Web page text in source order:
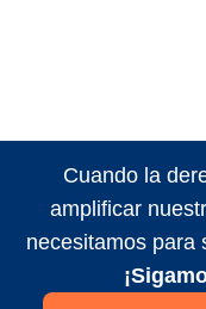
Cuando la
amplificar
necesitamos para